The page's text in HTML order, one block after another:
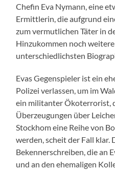
Chefin Eva Nymann, eine
Ermittlerin, die aufgrund
zum vermutlichen Täter in
Hinzukommen noch
unterschiedlichsten
Evas Gegenspieler ist ein
Polizei verlassen, um im
ein militanter Ökoterrorist,
Überzeugungen über
Stockhom eine Reihe von
werden, scheit der Fall klar.
Bekennerschreiben, die an
und an den ehemaligen